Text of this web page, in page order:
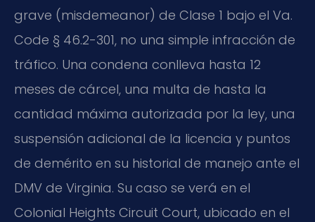
grave (misdemeanor) de Clase 1 bajo el Va.
Code § 46.2-301, no una simple infracción de
tráfico. Una condena conlleva hasta 12
meses de cárcel, una multa de hasta la
cantidad máxima autorizada por la ley, una
suspensión adicional de la licencia y puntos
de demérito en su historial de manejo ante el
DMV de Virginia. Su caso se verá en el
Colonial Heights Circuit Court, ubicado en el